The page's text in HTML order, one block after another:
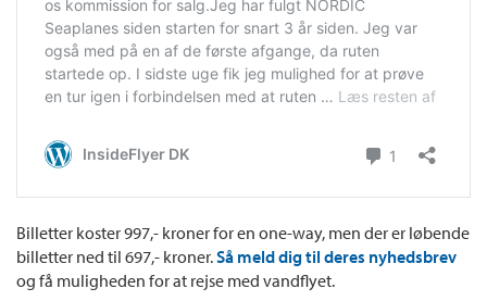
Billetter koster 997,- kroner for en one-way, men der er løbende
billetter ned til 697,- kroner.Så meld dig til deres nyhedsbrev
og få muligheden for at rejse med vandflyet.